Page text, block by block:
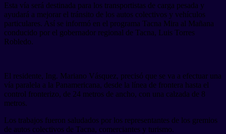
Esta vía será destinada para los transportistas de carga pesada y
ayudará a mejorar el tránsito de los autos colectivos y vehículos
particulares. Así se informó en el programa Tacna Mira al Mañana
conducido por el gobernador regional de Tacna, Luis Torres
Robledo.
El residente, Ing. Mariano Vásquez, precisó que se va a efectuar una
vía paralela a la Panamericana, desde la línea de frontera hasta el
control fronterizo, de 24 metros de ancho, con una calzada de 8
metros.
Los trabajos fueron saludados por los representantes de los gremios
de autos colectivos de Tacna, comerciantes y turismo.